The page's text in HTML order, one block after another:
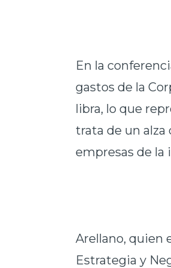
En la
gastos de la
libra, lo que
trata de un alza
empresas de la
Arellano, quien
Estrategia y